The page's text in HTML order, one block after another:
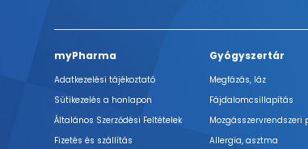
myPharma
Adatkezelési tájékoztató
Sütikezelés a honlapon
Általános Szerződési Feltételek
Fizetés és szállítás
Gyógyszertár
Megfázás, láz
Fájdalomcsillapítás
Mozgásszervrendszeri
Allergia, asztma